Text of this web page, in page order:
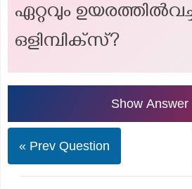
ഏറ്റവും
ഒളിമ്പിക്‌സ്?
Show Answer
« Prev Question